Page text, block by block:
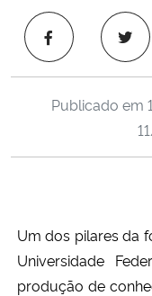
Ministério da Saúde
Ministério de Minas e Energia
Ministério da Ciência,
Ministério do
Publicado em
Um dos pilares da
Universidade
produção de